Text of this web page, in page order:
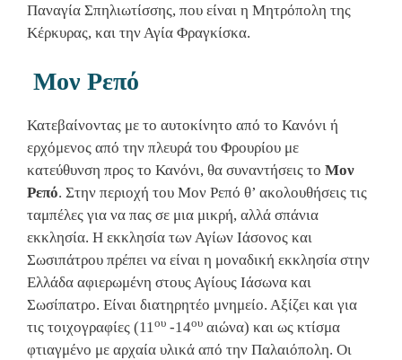
Παναγία Σπηλιωτίσσης, που είναι η Μητρόπολη της
Κέρκυρας, και την Αγία Φραγκίσκα.
Μον Ρεπό
Κατεβαίνοντας με το αυτοκίνητο από το Κανόνι ή
ερχόμενος από την πλευρά του Φρουρίου με
κατεύθυνση προς το Κανόνι, θα συναντήσεις το Μον
Ρεπό. Στην περιοχή του Μον Ρεπό θ’ ακολουθήσεις τις
ταμπέλες για να πας σε μια μικρή, αλλά σπάνια
εκκλησία. Η εκκλησία των Αγίων Ιάσονος και
Σωσιπάτρου πρέπει να είναι η μοναδική εκκλησία στην
Ελλάδα αφιερωμένη στους Αγίους Ιάσωνα και
Σωσίπατρο. Είναι διατηρητέο μνημείο. Αξίζει και για
τις τοιχογραφίες (11ου -14ου αιώνα) και ως κτίσμα
φτιαγμένο με αρχαία υλικά από την Παλαιόπολη. Οι